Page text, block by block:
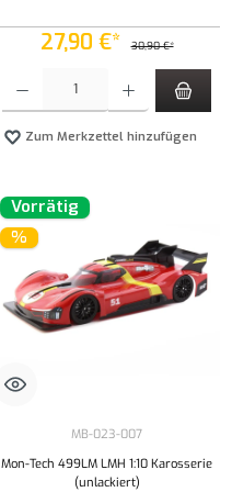
27,90 €* 30,90 €*
Zum Merkzettel hinzufügen
Vorrätig
%
MB-023-007
Mon-Tech 499LM LMH 1:10 Karosserie
(unlackiert)